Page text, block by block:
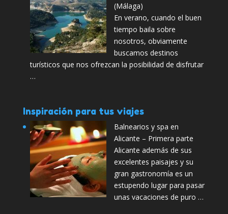
(Málaga)
En verano, cuando el buen
tiempo baila sobre
nosotros, obviamente
buscamos destinos
turísticos que nos ofrezcan la posibilidad de disfrutar
…
Inspiración para tus viajes
Balnearios y spa en
Alicante – Primera parte
Alicante además de sus
excelentes paisajes y su
gran gastronomía es un
estupendo lugar para pasar
unas vacaciones de puro …